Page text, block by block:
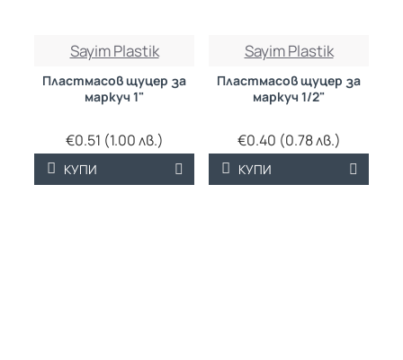
Sayim Plastik
Пластмасов щуцер за
маркуч 1"
€0.51 (1.00 лв.)
КУПИ
Sayim Plastik
Пластмасов щуцер за
маркуч 1/2"
€0.40 (0.78 лв.)
КУПИ